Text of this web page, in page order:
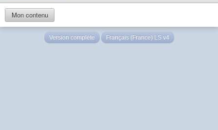
Mon contenu
Version complète Français (France) LS v4